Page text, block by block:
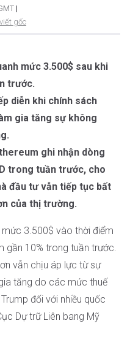
|
gốc
mức 3.500$ sau khi
trước.
diễn khi chính sách
gia tăng sự không
ghi nhận dòng
trong tuần trước, cho
đầu tư vẫn tiếp tục bất
của thị trường.
mức 3.500$ vào thời điểm
gần 10% trong tuần trước.
vẫn chịu áp lực từ sự
tăng do các mức thuế
đối với nhiều quốc
Dự trữ Liên bang Mỹ